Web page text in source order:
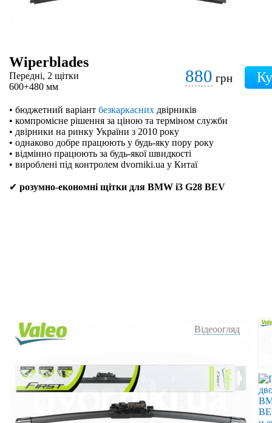
Wiperblades
Передні, 2 щітки
600+480 мм
880 грн
• бюджетний варіант безкаркасних двірників
• компромісне рішення за ціною та терміном служби
• двірники на ринку України з 2010 року
• однаково добре працюють у будь-яку пору року
• відмінно працюють за будь-якої швидкості
• вироблені під контролем dvorniki.ua у Китаї
✔ розумно-економні щітки для BMW i3 G28 BEV
Відеоогляд